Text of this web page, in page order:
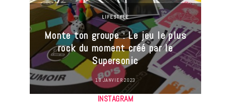
LIFESTYLE
Monte ton groupe : Le jeu le plus
rock du moment créé par le
Supersonic
18 JANVIER 2023
INSTAGRAM